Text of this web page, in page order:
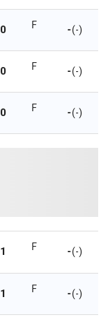
0 F -(-)
0 F -(-)
0 F -(-)
1 F -(-)
1 F -(-)